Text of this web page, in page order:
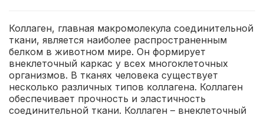
Коллаген, главная макромолекула соединительной
ткани, является наиболее распространенным
белком в животном мире. Он формирует
внеклеточный каркас у всех многоклеточных
организмов. В тканях человека существует
несколько различных типов коллагена. Коллаген
обеспечивает прочность и эластичность
соединительной ткани. Коллаген – внеклеточный